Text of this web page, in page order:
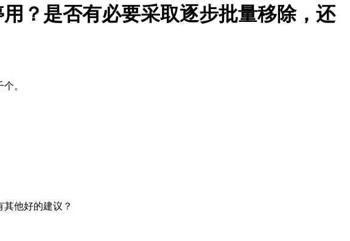
？是否有必要采取逐步批量移除，还
。
他好的建议？